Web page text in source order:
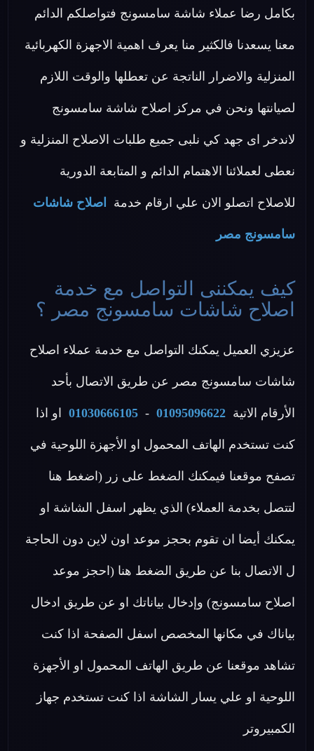
بكامل رضا عملاء شاشة سامسونج فتواصلكم الدائم
معنا يسعدنا فالكثير منا يعرف اهمية الاجهزة الكهربائية
المنزلية والاضرار الناتجة عن تعطلها والوقت اللازم
لصيانتها ونحن في مركز اصلاح شاشة سامسونج
لاندخر اى جهد كي نلبى جميع طلبات الاصلاح المنزلية و
نعطى لعملائنا الاهتمام الدائم و المتابعة الدورية
للاصلاح اتصلو الان علي ارقام خدمة اصلاح شاشات
سامسونج مصر
كيف يمكننى التواصل مع خدمة
اصلاح شاشات سامسونج مصر ؟
عزيزي العميل يمكنك التواصل مع خدمة عملاء اصلاح
شاشات سامسونج مصر عن طريق الاتصال بأحد
الأرقام الاتية 01095096622
-
01030666105 او اذا
كنت تستخدم الهاتف المحمول او الأجهزة اللوحية في
تصفح موقعنا فيمكنك الضغط على زر (اضغط هنا
لتتصل بخدمة العملاء) الذي يظهر اسفل الشاشة او
يمكنك أيضا ان تقوم بحجز موعد اون لاين دون الحاجة
ل الاتصال بنا عن طريق الضغط هنا (احجز موعد
اصلاح سامسونج) وإدخال بياناتك او عن طريق ادخال
بياناك في مكانها المخصص اسفل الصفحة اذا كنت
تشاهد موقعنا عن طريق الهاتف المحمول او الأجهزة
اللوحية او علي يسار الشاشة اذا كنت تستخدم جهاز
الكمبيروتر